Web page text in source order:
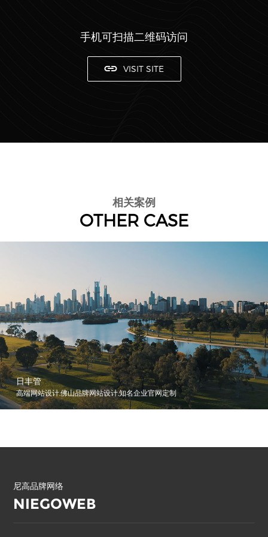
手机可扫描二维码访问
VISIT SITE
相关案例
OTHER CASE
日丰管
高端网站设计,佛山品牌网站设计,知名企业官网定制
尼高品牌网络
NIEGOWEB